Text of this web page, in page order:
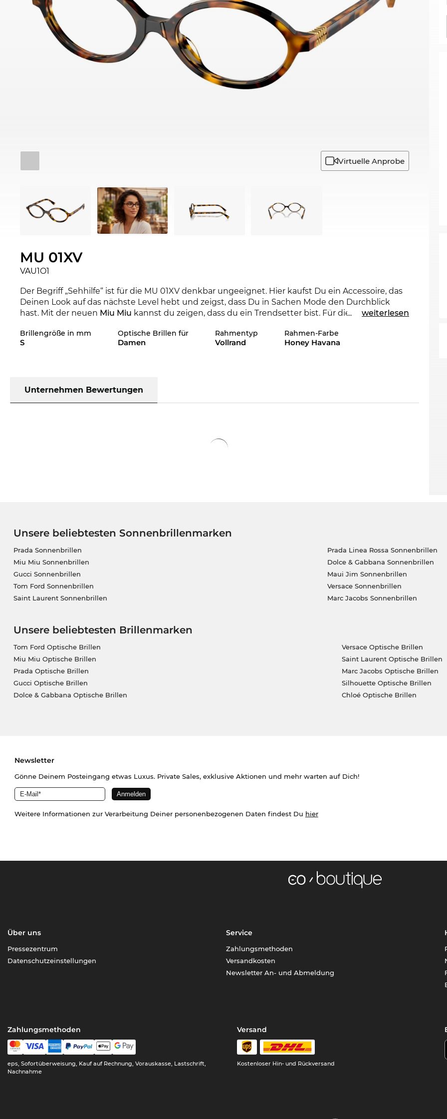
Virtuelle Anprobe
MU 01XV
VAU1O1
Der Begriff „Sehhilfe“ ist für die MU 01XV denkbar ungeeignet. Hier kaufst Du ein Accessoire, das
Deinen Look auf das nächste Level hebt und zeigst, dass Du in Sachen Mode den Durchblick
hast. Mit der neuen Miu Miu kannst du zeigen, dass du ein Trendsetter bist. Für die laufende
Edel-Optics Onlineshop auch in weiteren Styles aus den Miu Miu Kollektionen 2022 und 2023 zu
haben.
Modell unmissverständlich klar, dass Du auf’s Ganze gehst.
... weiterlesen
Brillengröße in mm
S
Optische Brillen für
Damen
Rahmentyp
Vollrand
Rahmen-Farbe
Honey Havana
Unternehmen Bewertungen
Unsere beliebtesten Sonnenbrillenmarken
Prada Sonnenbrillen
Miu Miu Sonnenbrillen
Gucci Sonnenbrillen
Tom Ford Sonnenbrillen
Saint Laurent Sonnenbrillen
Prada Linea Rossa Sonnenbrillen
Dolce & Gabbana Sonnenbrillen
Maui Jim Sonnenbrillen
Versace Sonnenbrillen
Marc Jacobs Sonnenbrillen
Unsere beliebtesten Brillenmarken
Tom Ford Optische Brillen
Miu Miu Optische Brillen
Prada Optische Brillen
Gucci Optische Brillen
Dolce & Gabbana Optische Brillen
Versace Optische Brillen
Saint Laurent Optische Brillen
Marc Jacobs Optische Brillen
Silhouette Optische Brillen
Chloé Optische Brillen
Newsletter
Gönne Deinem Posteingang etwas Luxus. Private Sales, exklusive Aktionen und mehr warten auf Dich!
Weitere Informationen zur Verarbeitung Deiner personenbezogenen Daten findest Du hier
Über uns
Pressezentrum
Datenschutzeinstellungen
Service
Zahlungsmethoden
Versandkosten
Newsletter An- und Abmeldung
Zahlungsmethoden
eps, Sofortüberweisung, Kauf auf Rechnung, Vorauskasse, Lastschrift,
Nachnahme
Versand
Kostenloser Hin- und Rückversand